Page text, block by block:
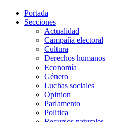
Portada
Secciones
Actualidad
Campaña electoral
Cultura
Derechos humanos
Economía
Género
Luchas sociales
Opinion
Parlamento
Politica